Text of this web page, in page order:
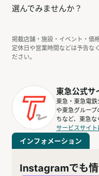
選んでみませんか？
掲載店舗・施設・イベント・価
定休日や営業時間などは予告な
ださい。
東急公式サ
東急・東急電
や東急グルー
ちなど、東急な
サービスサイト
インフォメーション
Instagramでも情